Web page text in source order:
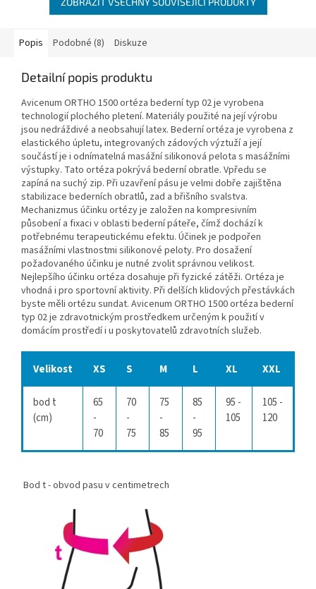
Popis Podobné (8) Diskuze
Detailní popis produktu
Avicenum ORTHO 1500 ortéza bederní typ 02 je vyrobena
technologií plochého pletení. Materiály použité na její výrobu
jsou nedráždivé a neobsahují latex. Bederní ortéza je vyrobena z
elastického úpletu, integrovaných zádových výztuží a její
součástí je i odnímatelná masážní silikonová pelota s masážními
výstupky. Tato ortéza pokrývá bederní obratle. Vpředu se
zapíná na suchý zip. Při uzavření pásu je velmi dobře zajištěna
stabilizace bederních obratlů, zad a břišního svalstva.
Mechanizmus účinku ortézy je založen na kompresivním
působení a fixaci v oblasti bederní páteře, čímž dochází k
potřebnému terapeutickému efektu. Účinek je podpořen
masážními vlastnostmi silikonové peloty. Pro dosažení
požadovaného účinku je nutné zvolit správnou velikost.
Nejlepšího účinku ortéza dosahuje při fyzické zátěži. Ortéza je
vhodná i pro sportovní aktivity. Při delších klidových přestávkách
byste měli ortézu sundat. Avicenum ORTHO 1500 ortéza bederní
typ 02 je zdravotnickým prostředkem určeným k použití v
domácím prostředí i u poskytovatelů zdravotních služeb.
Velikost XS S M L XL XXL
bod t
(cm)
65
-
70
70
-
75
75
-
85
85
-
95
95 -
105
105 -
120
Bod t - obvod pasu v centimetrech